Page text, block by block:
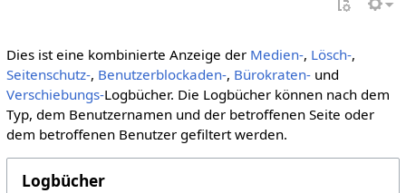
Dies ist eine kombinierte Anzeige der Medien-, Lösch-,
Seitenschutz-, Benutzerblockaden-, Bürokraten-und
Verschiebungs-Logbücher. Die Logbücher können nach dem
Typ, dem Benutzernamen und der betroffenen Seite oder
dem betroffenen Benutzer gefiltert werden.
Logbücher